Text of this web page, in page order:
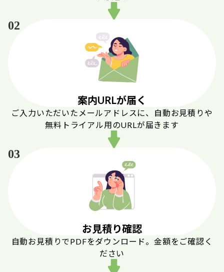
02
案内URLが届く
ご入力いただいたメールアドレスに、自動お見積りや
無料トライアル用のURLが届きます
03
お見積り確認
自動お見積りでPDFをダウンロード。金額をご確認く
ださい